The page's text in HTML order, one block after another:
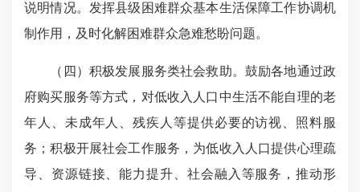
说明情况。发挥县级困难群众基本生活保障工作协调机
制作用，及时化解困难群众急难愁盼问题。
（四）积极发展服务类社会救助。鼓励各地通过政
府购买服务等方式，对低收入人口中生活不能自理的老
年人、未成年人、残疾人等提供必要的访视、照料服
务；积极开展社会工作服务，为低收入人口提供心理疏
导、资源链接、能力提升、社会融入等服务，推动形